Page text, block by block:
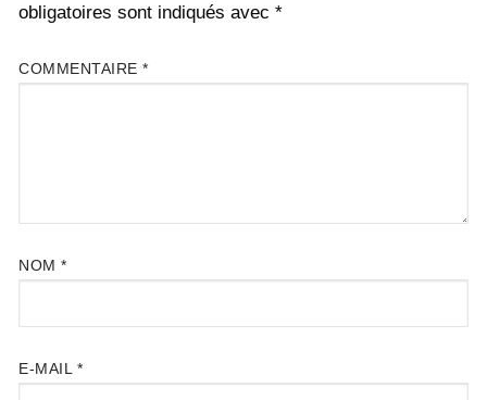
obligatoires sont indiqués avec *
COMMENTAIRE *
NOM *
E-MAIL *